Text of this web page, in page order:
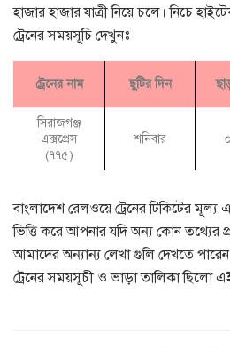
হাজার হাজার যাত্রী নিয়ে চলে। নিচে
ট্রেনের সময়সূচি দেখুনঃ
ট্রেনের নাম ছুটির দিন
সিরাজগঞ্জ
এক্সপ্রেস
(৭৭৫)
শনিবার
বাংলাদেশ রেলওয়ে ট্রেনের টিকিটের মূল্য
ভিত্তি করে আপনার যদি অন্য কোন
আমাদের অন্যান্য লেখা গুলি দেখতে
ট্রেনের সময়সূচী ও ভাড়া তালিকা ছিলো